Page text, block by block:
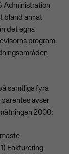
Administration
bland annat
det egna
program.
samtliga fyra
avser
2000:
Fakturering